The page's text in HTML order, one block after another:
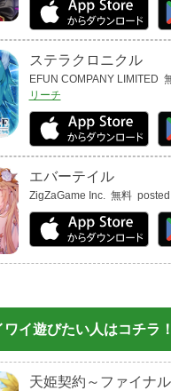
ステラクロニクル
EFUN COMPANY LIMITED
リーチ
エバーテイル
ZigZaGame Inc. 無料
イ遊びたい人はコチラ！
天姫契約～ファイナ